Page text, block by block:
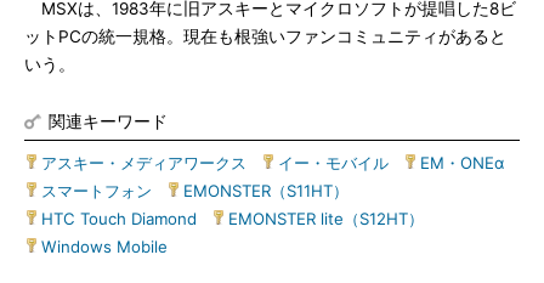
MSXは、1983年に旧アスキーとマイクロソフトが提唱した8ビ
ットPCの統一規格。現在も根強いファンコミュニティがあると
いう。
関連キーワード
アスキー・メディアワークス イー・モバイル EM・ONEα
スマートフォン
EMONSTER（S11HT）
HTC Touch Diamond
EMONSTER lite（S12HT）
Windows Mobile